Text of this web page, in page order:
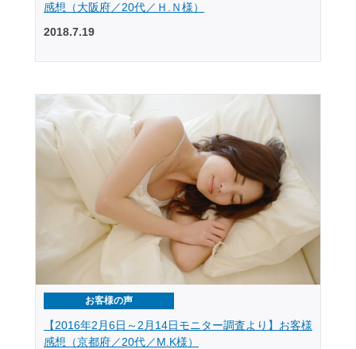
感想（大阪府／20代／Ｈ.Ｎ様）
2018.7.19
お客様の声
【2016年2月6日～2月14日モニター調査より】お客様
感想（京都府／20代／M.K様）